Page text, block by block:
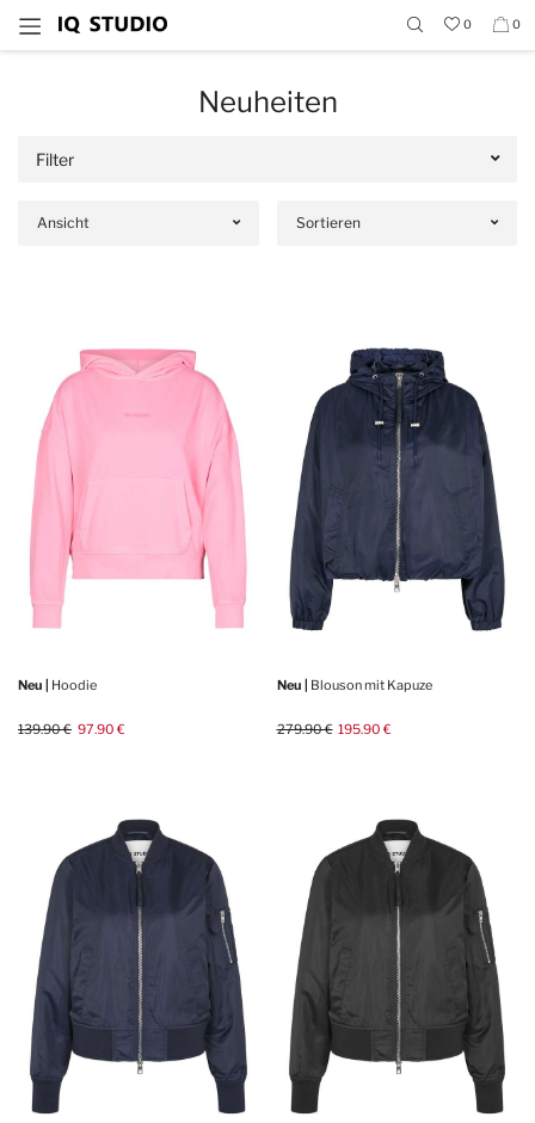
0 0
Neuheiten
Filter
Ansicht Sortieren
Neu | Hoodie
139.90 € 97.90 €
Neu | Blouson mit Kapuze
279.90 € 195.90 €